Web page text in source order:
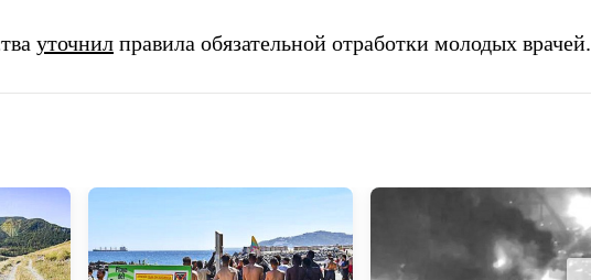
уточнил правила обязательной отработки молодых врачей.